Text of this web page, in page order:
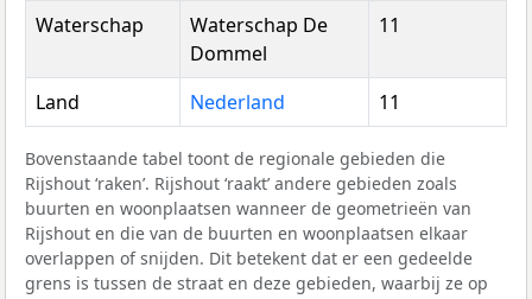
Waterschap
Waterschap De
Dommel
11
Land Nederland 11
Bovenstaande tabel toont de regionale gebieden die
Rijshout ‘raken’. Rijshout ‘raakt’ andere gebieden zoals
buurten en woonplaatsen wanneer de geometrieën van
Rijshout en die van de buurten en woonplaatsen elkaar
overlappen of snijden. Dit betekent dat er een gedeelde
grens is tussen de straat en deze gebieden, waarbij ze op